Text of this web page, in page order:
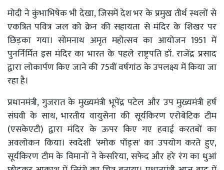
मोदी ने कुंभाभिषेक भी देखा, जिसमें देश भर के प्रमुख तीर्थ स्थलों से
एकत्रित पवित्र जल को क्रेन की सहायता से मंदिर के शिखर पर
छिड़का गया। सोमनाथ अमृत महोत्सव का आयोजन 1951 में
पुनर्निर्मित इस मंदिर का भारत के पहले राष्ट्रपति डॉ. राजेंद्र प्रसाद
द्वारा लोकार्पण किए जाने की 75वीं वर्षगांठ के उपलक्ष्य में किया जा
रहा है।
प्रधानमंत्री, गुजरात के मुख्यमंत्री भूपेंद्र पटेल और उप मुख्यमंत्री हर्ष
संघवी के साथ, भारतीय वायुसेना की सूर्यकिरण एरोबेटिक टीम
(एसकेएटी) द्वारा मंदिर के ऊपर किए गए हवाई करतबों का
अवलोकन किया। स्वदेशी 'स्मोक पॉड्स' का उपयोग करते हुए,
सूर्यकिरण टीम के विमानों ने केसरिया, सफेद और हरे रंग का धुआं